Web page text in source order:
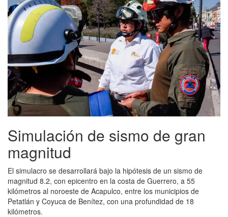
Simulación de sismo de gran
magnitud
El simulacro se desarrollará bajo la hipótesis de un sismo de
magnitud 8.2, con epicentro en la costa de Guerrero, a 55
kilómetros al noroeste de Acapulco, entre los municipios de
Petatlán y Coyuca de Benítez, con una profundidad de 18
kilómetros.